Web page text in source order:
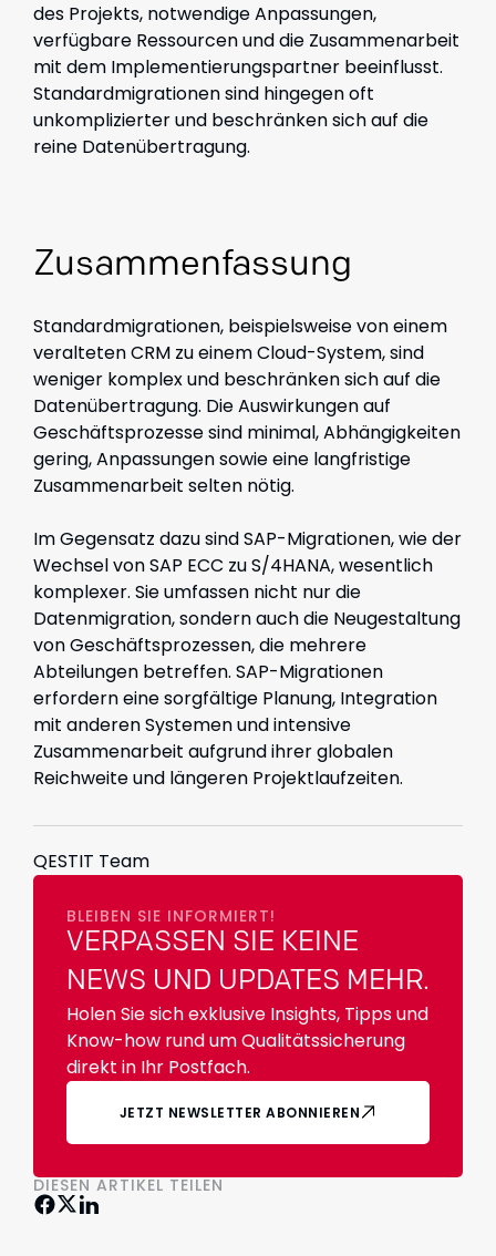
des Projekts, notwendige Anpassungen,
verfügbare Ressourcen und die Zusammenarbeit
mit dem Implementierungspartner beeinflusst.
Standardmigrationen sind hingegen oft
unkomplizierter und beschränken sich auf die
reine Datenübertragung.
Zusammenfassung
Standardmigrationen, beispielsweise von einem
veralteten CRM zu einem Cloud-System, sind
weniger komplex und beschränken sich auf die
Datenübertragung. Die Auswirkungen auf
Geschäftsprozesse sind minimal, Abhängigkeiten
gering, Anpassungen sowie eine langfristige
Zusammenarbeit selten nötig.
Im Gegensatz dazu sind SAP-Migrationen, wie der
Wechsel von SAP ECC zu S/4HANA, wesentlich
komplexer. Sie umfassen nicht nur die
Datenmigration, sondern auch die Neugestaltung
von Geschäftsprozessen, die mehrere
Abteilungen betreffen. SAP-Migrationen
erfordern eine sorgfältige Planung, Integration
mit anderen Systemen und intensive
Zusammenarbeit aufgrund ihrer globalen
Reichweite und längeren Projektlaufzeiten.
QESTIT Team
BLEIBEN SIE INFORMIERT!
VERPASSEN SIE KEINE
NEWS UND UPDATES MEHR.
Holen Sie sich exklusive Insights, Tipps und
Know-how rund um Qualitätssicherung
direkt in Ihr Postfach.
JETZT NEWSLETTER ABONNIEREN
DIESEN ARTIKEL TEILEN